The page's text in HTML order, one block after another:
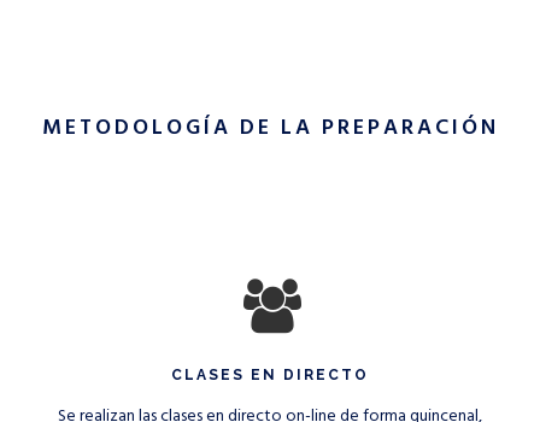
METODOLOGÍA DE LA PREPARACIÓN
CLASES EN DIRECTO